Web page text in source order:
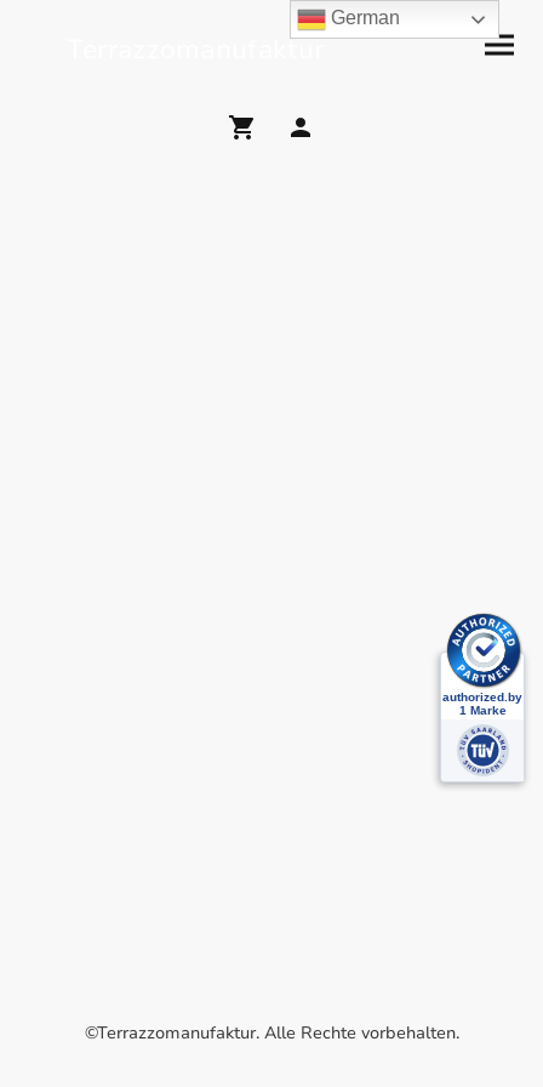
Terrazzomanufaktur
©Terrazzomanufaktur. Alle Rechte vorbehalten.
German